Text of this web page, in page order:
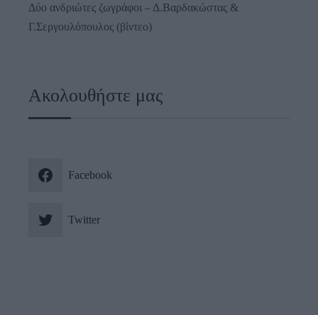
Δύο ανδριώτες ζωγράφοι – Δ.Βαρδακώστας &
Γ.Σεργουλόπουλος (βίντεο)
Ακολουθήστε μας
Facebook
Twitter